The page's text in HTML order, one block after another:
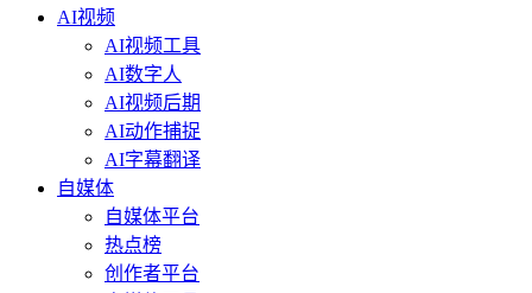
AI视频
AI视频工具
AI数字人
AI视频后期
AI动作捕捉
AI字幕翻译
自媒体
自媒体平台
热点榜
创作者平台